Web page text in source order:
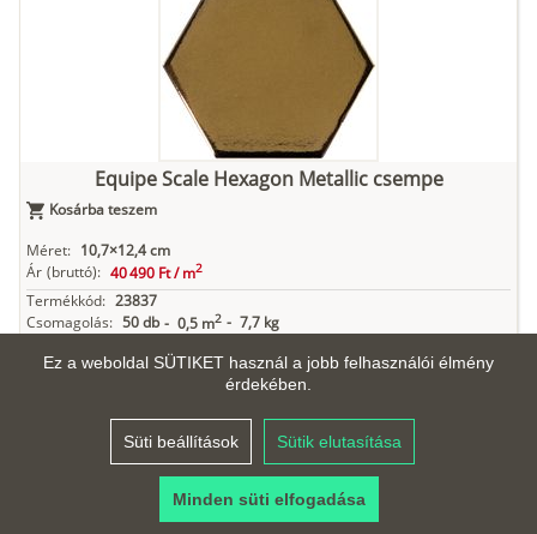
Ez a weboldal SÜTIKET használ a jobb felhasználói élmény
érdekében.
Süti beállítások Sütik elutasítása
Minden süti elfogadása
Equipe Scale Hexagon Metallic csempe
Kosárba teszem
Méret: 10,7×12,4 cm
Ár (bruttó): 40 490 Ft /m2
Termékkód: 23837
Csomagolás: 50 db - 0,5 m2 - 7,7 kg
Felület és mintázat: Fényes, Egyszínű, Színcsoport: Arany
Nem élvágott, Forma: Hatszög